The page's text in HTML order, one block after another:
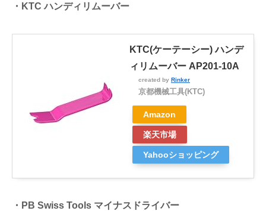
・KTC ハンディリムーバー
KTC(ケーテーシー) ハンデ
ィリムーバー AP201-10A
created by Rinker
京都機械工具(KTC)
Amazon
楽天市場
Yahooショッピング
・PB Swiss Tools マイナスドライバー